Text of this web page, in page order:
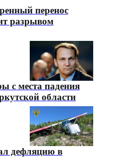
перенос
разрывом
с места падения
области
дефляцию в